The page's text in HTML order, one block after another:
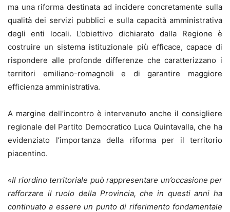
ma una riforma destinata ad incidere concretamente sulla
qualità dei servizi pubblici e sulla capacità amministrativa
degli enti locali. L’obiettivo dichiarato dalla Regione è
costruire un sistema istituzionale più efficace, capace di
rispondere alle profonde differenze che caratterizzano i
territori emiliano-romagnoli e di garantire maggiore
efficienza amministrativa.
A margine dell’incontro è intervenuto anche il consigliere
regionale del Partito Democratico Luca Quintavalla, che ha
evidenziato l’importanza della riforma per il territorio
piacentino.
«Il riordino territoriale può rappresentare un’occasione per
rafforzare il ruolo della Provincia, che in questi anni ha
continuato a essere un punto di riferimento fondamentale